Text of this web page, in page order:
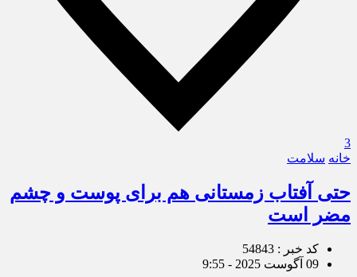
3
خانه سلامت
حتی آفتاب زمستانی هم برای پوست و چشم
مضر است
کد خبر : 54843
09 آگوست 2025 - 9:55